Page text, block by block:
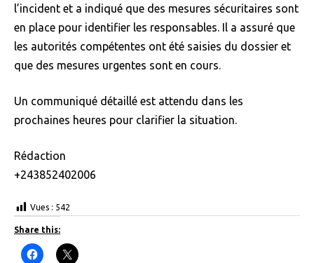
l’incident et a indiqué que des mesures sécuritaires sont
en place pour identifier les responsables. Il a assuré que
les autorités compétentes ont été saisies du dossier et
que des mesures urgentes sont en cours.
Un communiqué détaillé est attendu dans les
prochaines heures pour clarifier la situation.
Rédaction
+243852402006
Vues : 542
Share this:
C C